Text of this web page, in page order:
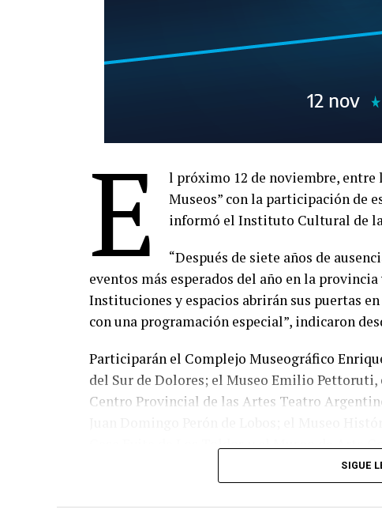
E
l próximo 12 de noviembre, entre
Museos” con la participación de
informó el Instituto Cultural de
“Después de siete años de
eventos más esperados del año en la
Instituciones y espacios abrirán sus puertas
con una programación especial”, indicaron
Participarán el Complejo Museográfico
del Sur de Dolores; el Museo Emilio
Centro Provincial de las Artes Teatro
Casa Evita de Los Toldos y el Museo de Arte
La presidenta del Instituto Cultural,
iniciativas refuerzan el vínculo comunitario y
SIGUE